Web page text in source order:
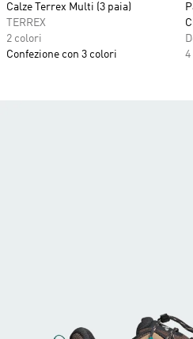
Calze Terrex Multi (3 paia)
TERREX
2 colori
Confezione con 3 colori
4